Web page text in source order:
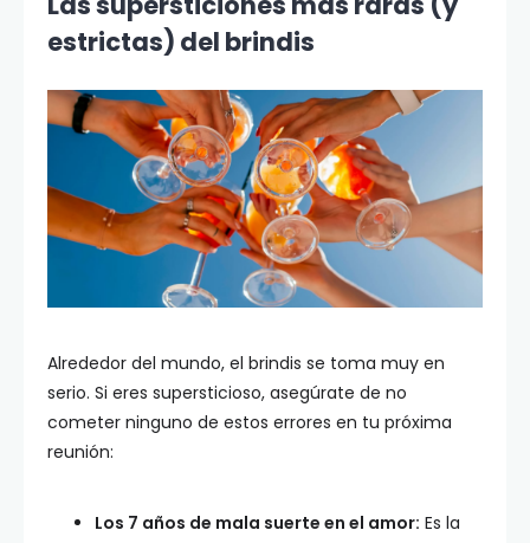
estrictas) del brindis
Alrededor del mundo, el brindis se toma muy en
serio. Si eres supersticioso, asegúrate de no
cometer ninguno de estos errores en tu próxima
reunión:
Los 7 años de mala suerte en el amor: Es la